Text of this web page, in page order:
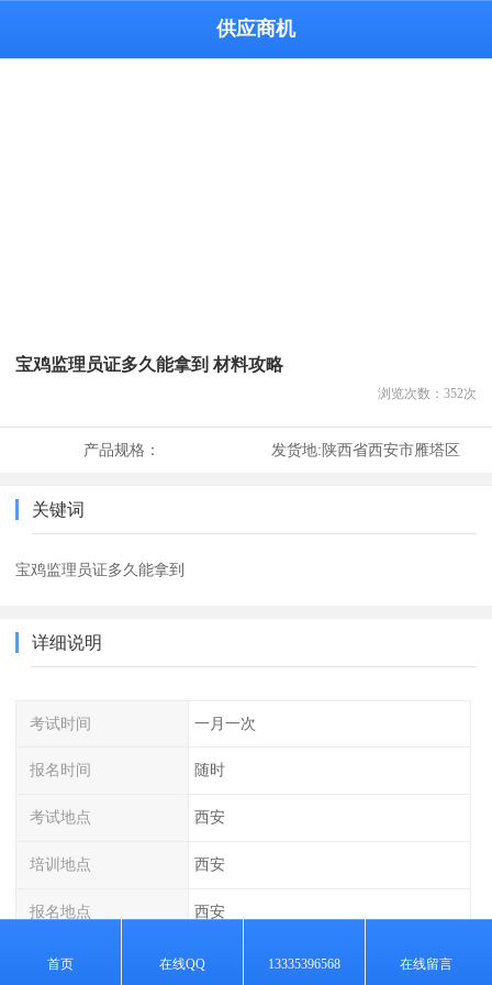
供应商机
宝鸡监理员证多久能拿到 材料攻略
浏览次数： 352次
产品规格： 发货地:陕西省西安市雁塔区
关键词
宝鸡监理员证多久能拿到
详细说明
考试时间 一月一次
报名时间 随时
考试地点 西安
培训地点 西安
报名地点 西安
岗位必备知识：
首页 在线QQ 13335396568 在线留言